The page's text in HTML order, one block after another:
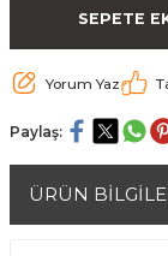
SEPETE
Yorum Yaz
Paylaş:
ÜRÜN